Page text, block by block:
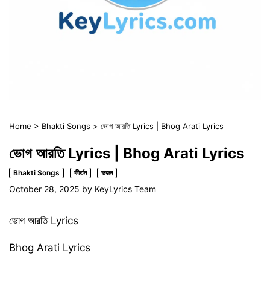
Home > Bhakti Songs > ভোগ আরতি Lyrics | Bhog Arati Lyrics
ভোগ আরতি Lyrics | Bhog Arati Lyrics
Bhakti Songs কীর্তন ভজন
October 28, 2025 by KeyLyrics Team
ভোগ আরতি Lyrics
Bhog Arati Lyrics